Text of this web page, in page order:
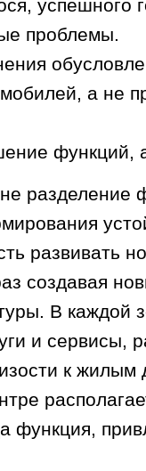
успешного
проблемы.
а не
функций,
разделение
развивать
создавая
В каждой
и сервисы,
к
функция,